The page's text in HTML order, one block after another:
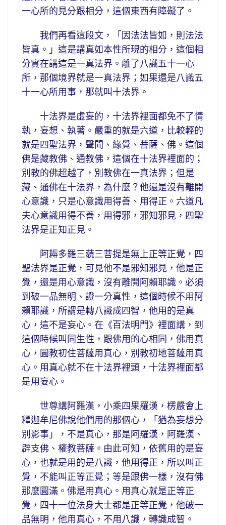
一心所的見分跟相分，這個東西有障礙了。
我們再看這段文，「因法法皆如，則法法
皆真。」這是講真如本性所現的相分，這個相
分實在講這是一真法界。離了八識五十一心
所，那個境界就是一真法界；如果還是八識五
十一心所用事，那就叫十法界。
十法界是虛妄的，十法界裡面都免不了情
執，妄想、執著。嚴重的就是六道，比較輕的
就是四聖法界，聲聞、緣覺、菩薩、佛。這個
佛是藏教佛、通教佛，這個在十法界裡面的；
別教的佛超越了，別教佛在一真法界；但是
藏、通佛在十法界，為什麼？他還是沒有離開
心意識，只是心意識用得善、用得正。六道凡
夫心意識用得不善，用得邪，邪知邪見，四聖
法界是正知正見。
阿耨多羅三藐三菩提是無上正等正覺，四
聖法界是正覺，可見他不是邪知邪見，他是正
覺，還是用心意識，沒有離開阿賴耶識。必須
到破一品無明、證一分真性，這個時候不用阿
賴耶識，所謂是轉八識成四智，他用的是真
心，這不是妄心。在《百法明門》裡面講，到
這個時候叫同生性，跟佛用的心相同，佛用真
心，圓教初住菩薩用真心，別教初地菩薩用真
心。用真心就不在十法界裡頭，十法界裡面都
是用妄心。
世尊講阿羅漢，小乘四果羅漢，楞嚴會上
釋迦牟尼佛說他們用的那個心，「猶為妄想分
別影事」，不是真心，那是阿羅漢，阿羅漢、
辟支佛、權教菩薩。由此可知，依舊用的是妄
心，也就是用的是八識，他用得正，所以叫正
覺，不能叫正等正覺；等是跟佛一樣，沒有佛
那麼圓滿。佛是用真心。用真心就是正等正
覺，四十一位法身大士都是正等正覺，他破一
品無明，他用真心，不用八識，轉識成智。